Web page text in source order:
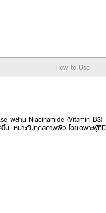
How to Use
ผสาน Niacinamide (Vitamin B3)
น เหมาะกับทุกสภาพผิว โดยเฉพาะผู้ที่มี